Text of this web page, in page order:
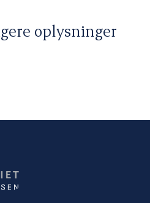
oplysninger